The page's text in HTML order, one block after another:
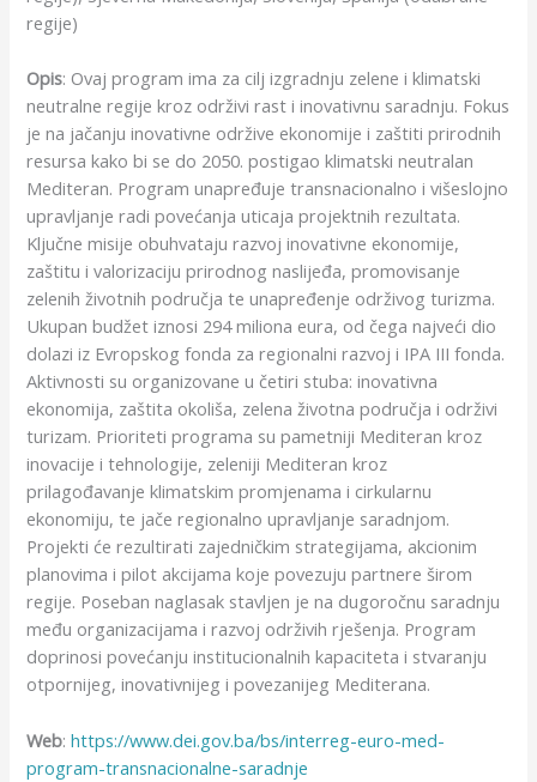
regije)
Opis: Ovaj program ima za cilj izgradnju zelene i klimatski
neutralne regije kroz održivi rast i inovativnu saradnju. Fokus
je na jačanju inovativne održive ekonomije i zaštiti prirodnih
resursa kako bi se do 2050. postigao klimatski neutralan
Mediteran. Program unapređuje transnacionalno i višeslojno
upravljanje radi povećanja uticaja projektnih rezultata.
Ključne misije obuhvataju razvoj inovativne ekonomije,
zaštitu i valorizaciju prirodnog naslijeđa, promovisanje
zelenih životnih područja te unapređenje održivog turizma.
Ukupan budžet iznosi 294 miliona eura, od čega najveći dio
dolazi iz Evropskog fonda za regionalni razvoj i IPA III fonda.
Aktivnosti su organizovane u četiri stuba: inovativna
ekonomija, zaštita okoliša, zelena životna područja i održivi
turizam. Prioriteti programa su pametniji Mediteran kroz
inovacije i tehnologije, zeleniji Mediteran kroz
prilagođavanje klimatskim promjenama i cirkularnu
ekonomiju, te jače regionalno upravljanje saradnjom.
Projekti će rezultirati zajedničkim strategijama, akcionim
planovima i pilot akcijama koje povezuju partnere širom
regije. Poseban naglasak stavljen je na dugoročnu saradnju
među organizacijama i razvoj održivih rješenja. Program
doprinosi povećanju institucionalnih kapaciteta i stvaranju
otpornijeg, inovativnijeg i povezanijeg Mediterana.
Web:https://www.dei.gov.ba/bs/interreg-euro-med-
program-transnacionalne-saradnje